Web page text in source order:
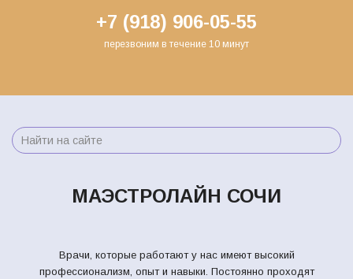
+7 (918) 906-05-55
перезвоним в течение 10 минут
МАЭСТРОЛАЙН СОЧИ
Врачи, которые работают у нас имеют высокий
профессионализм, опыт и навыки. Постоянно проходят